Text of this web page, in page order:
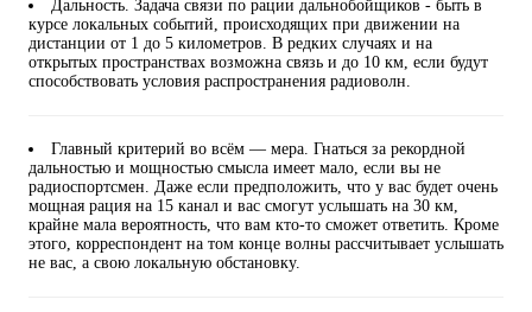
Дальность. Задача связи по рации дальнобойщиков - быть в
курсе локальных событий, происходящих при движении на
дистанции от 1 до 5 километров. В редких случаях и на
открытых пространствах возможна связь и до 10 км, если будут
способствовать условия распространения радиоволн.
Главный критерий во всём — мера. Гнаться за рекордной
дальностью и мощностью смысла имеет мало, если вы не
радиоспортсмен. Даже если предположить, что у вас будет очень
мощная рация на 15 канал и вас смогут услышать на 30 км,
крайне мала вероятность, что вам кто-то сможет ответить. Кроме
этого, корреспондент на том конце волны рассчитывает услышать
не вас, а свою локальную обстановку.